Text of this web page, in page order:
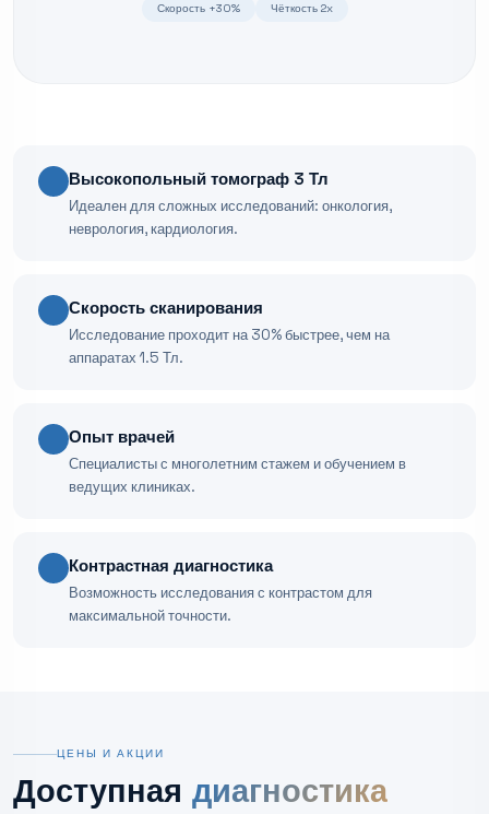
Скорость +30% Чёткость 2x
Высокопольный томограф 3 Тл
Идеален для сложных исследований: онкология,
неврология, кардиология.
Скорость сканирования
Исследование проходит на 30% быстрее, чем на
аппаратах 1.5 Тл.
Опыт врачей
Специалисты с многолетним стажем и обучением в
ведущих клиниках.
Контрастная диагностика
Возможность исследования с контрастом для
максимальной точности.
ЦЕНЫ И АКЦИИ
Доступная диагностика